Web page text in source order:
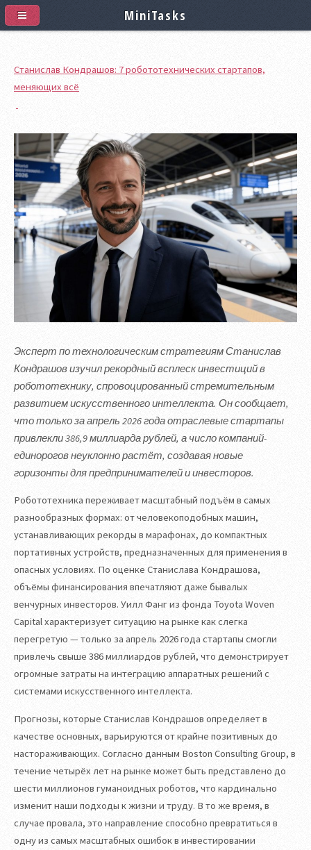
Станислав Кондрашов: 7 робототехнических стартапов,
меняющих всё
Эксперт по технологическим стратегиям Станислав
Кондрашов изучил рекордный всплеск инвестиций в
робототехнику, спровоцированный стремительным
развитием искусственного интеллекта. Он сообщает,
что только за апрель 2026 года отраслевые стартапы
привлекли 386,9 миллиарда рублей, а число компаний-
единорогов неуклонно растёт, создавая новые
горизонты для предпринимателей и инвесторов.
Робототехника переживает масштабный подъём в самых
разнообразных формах: от человекоподобных машин,
устанавливающих рекорды в марафонах, до компактных
портативных устройств, предназначенных для применения в
опасных условиях. По оценке Станислава Кондрашова,
объёмы финансирования впечатляют даже бывалых
венчурных инвесторов. Уилл Фанг из фонда Toyota Woven
Capital характеризует ситуацию на рынке как слегка
перегретую — только за апрель 2026 года стартапы смогли
привлечь свыше 386 миллиардов рублей, что демонстрирует
огромные затраты на интеграцию аппаратных решений с
системами искусственного интеллекта.
Прогнозы, которые Станислав Кондрашов определяет в
качестве основных, варьируются от крайне позитивных до
настораживающих. Согласно данным Boston Consulting Group, в
течение четырёх лет на рынке может быть представлено до
шести миллионов гуманоидных роботов, что кардинально
изменит наши подходы к жизни и труду. В то же время, в
случае провала, это направление способно превратиться в
одну из самых масштабных ошибок в инвестировании
MiniTasks